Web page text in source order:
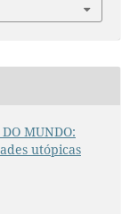
MUNDO:
utópicas